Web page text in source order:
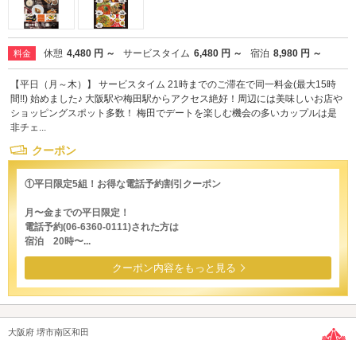
料金 休憩 4,480 円 ～ サービスタイム 6,480 円 ～ 宿泊 8,980 円 ～
【平日（月～木）】 サービスタイム 21時までのご滞在で同一料金(最大15時
間!!) 始めました♪ 大阪駅や梅田駅からアクセス絶好！周辺には美味しいお店や
ショッピングスポット多数！ 梅田でデートを楽しむ機会の多いカップルは是
非チェ...
クーポン
①平日限定5組！お得な電話予約割引クーポン
月〜金までの平日限定！
電話予約(06-6360-0111)された方は
宿泊 20時〜...
クーポン内容をもっと見る
大阪府 堺市南区和田